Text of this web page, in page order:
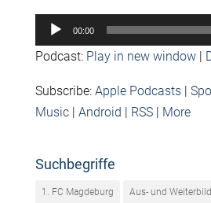
Audio-
Player
00:00
Podcast: Play in new window|
Subscribe: Apple Podcasts|
Music| Android RSS| More
Suchbegriffe
1. FC Magdeburg Aus- und